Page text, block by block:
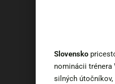
Slovensko
nominácii trénera
silných